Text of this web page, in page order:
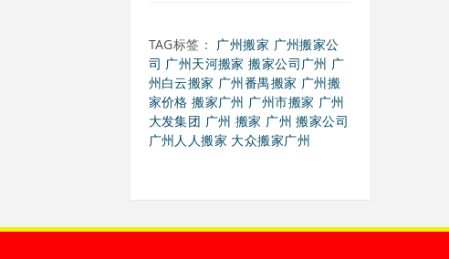
TAG标签： 广州搬家 广州搬家公
司 广州天河搬家 搬家公司广州 广
州白云搬家 广州番禺搬家 广州搬
家价格
搬家广州 广州市搬家